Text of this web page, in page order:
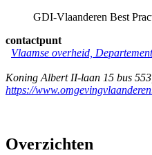
GDI-Vlaanderen Best
contactpunt
Vlaamse overheid,
Koning Albert II-laan 15 bus 553
https://
Overzichten